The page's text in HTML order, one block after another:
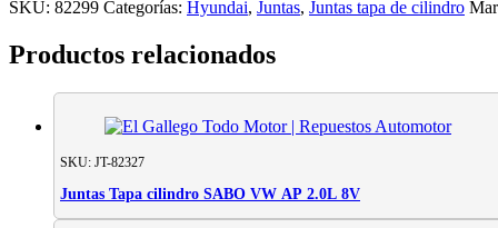
HYUNDAI
D4B/D4BH
cantidad
SKU: 82299 Categorías: Hyundai, Juntas, Juntas tapa de cilindro
Productos relacionados
SKU: JT-82327
Juntas Tapa cilindro SABO VW AP 2.0L 8V